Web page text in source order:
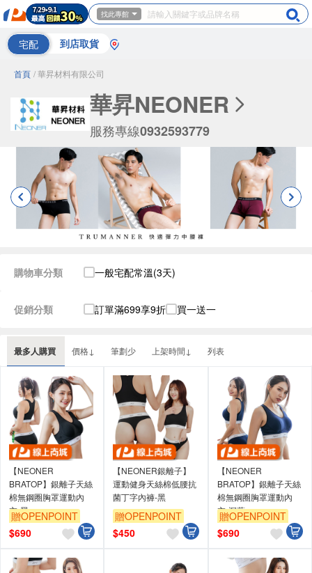
找此專館
宅配 到店取貨
首頁 / 華昇材料有限公司
華昇NEONER
服務專線0932593779
最多人購買 價格↓ 筆劃少 上架時間↓ 列表
購物車分類 一般宅配常溫(3天)
促銷分類 訂單滿699享9折 買一送一
【NEONER
BRATOP】銀離子天絲
棉無鋼圈胸罩運動內
衣-黑
贈OPENPOINT
訂單滿699享9折
$690
【NEONER銀離子】
運動健身天絲棉低腰抗
菌丁字內褲-黑
贈OPENPOINT
訂單滿699享9折
$450
【NEONER
BRATOP】銀離子天絲
棉無鋼圈胸罩運動內
衣-深藍
贈OPENPOINT
訂單滿699享9折
$690